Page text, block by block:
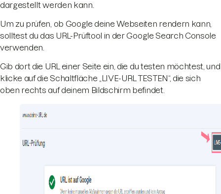
dargestellt werden kann.
Um zu prüfen, ob Google deine Webseiten rendern kann,
solltest du das URL-Prüftool in der Google Search Console
verwenden.
Gib dort die URL einer Seite ein, die du testen möchtest, und
klicke auf die Schaltfläche „LIVE-URL TESTEN“, die sich
oben rechts auf deinem Bildschirm befindet.